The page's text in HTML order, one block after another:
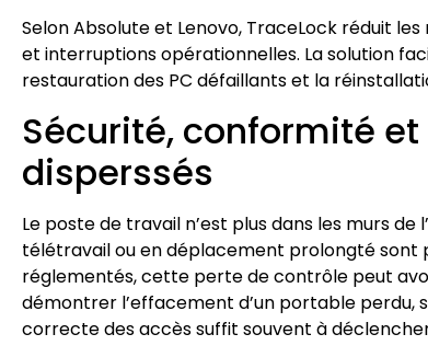
Selon Absolute et Lenovo, TraceLock réduit les
et interruptions opérationnelles. La solution
restauration des PC défaillants et la
Sécurité, conformité
disperssés
Le poste de travail n’est plus dans les murs
télétravail ou en déplacement prolongté sont
réglementés, cette perte de contrôle peut
démontrer l’effacement d’un portable perdu,
correcte des accès suffit souvent à